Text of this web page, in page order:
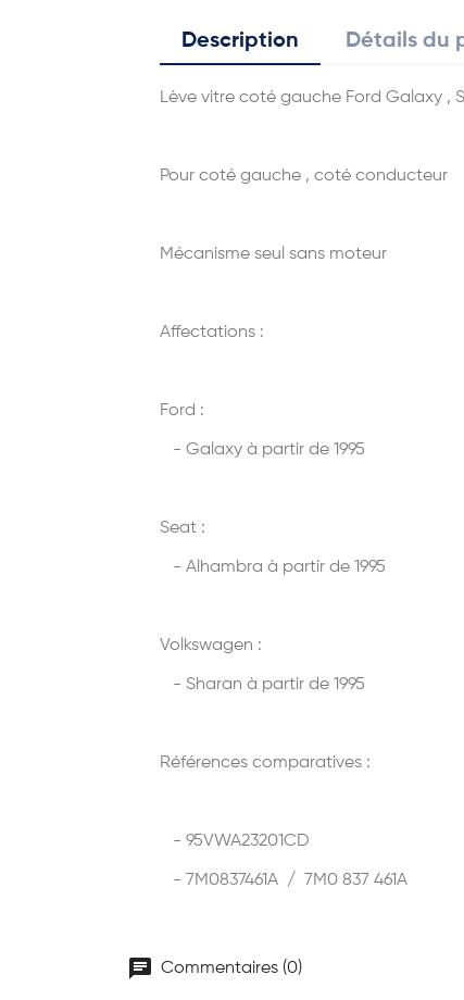
Description Détails du
Lève vitre coté gauche Ford Galaxy ,
Pour coté gauche , coté conducteur
Mécanisme seul sans moteur
Affectations :
Ford :
- Galaxy à partir de 1995
Seat :
- Alhambra à partir de 1995
Volkswagen :
- Sharan à partir de 1995
Références comparatives :
- 95VWA23201CD
- 7M0837461A / 7M0 837 461A
chat Commentaires (0)